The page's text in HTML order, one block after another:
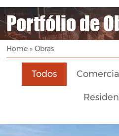
Portfólio de
Home »Obras
Todos